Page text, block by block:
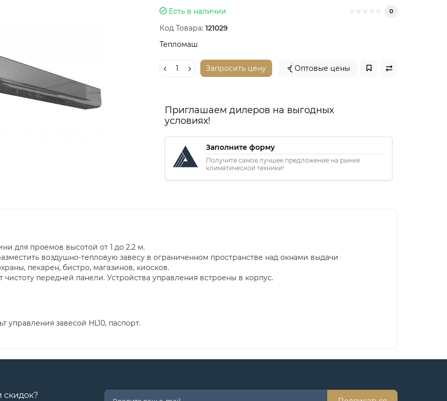
Есть в наличии 0
Код Товара: 121029
Тепломаш
Запросить цену Оптовые цены
Приглашаем дилеров на выгодных
условиях!
Заполните форму
Получите самое лучшее предложение на рынке
климатической техники!
для проемов высотой от 1 до 2.2 м.
воздушно-тепловую завесу в ограниченном пространстве над окнами выдачи
пекарен, бистро, магазинов, киосков.
чистоту передней панели. Устройства управления встроены в корпус.
управления завесой HL10, паспорт.
скидок?